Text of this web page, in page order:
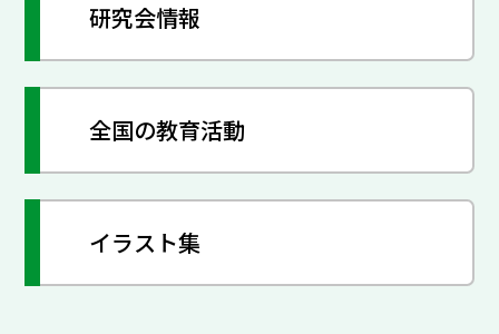
研究会情報
全国の教育活動
イラスト集